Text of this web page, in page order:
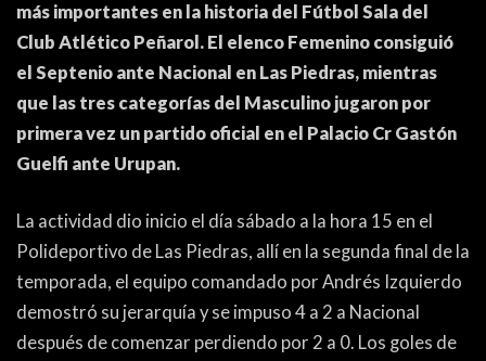
más importantes en la historia del Fútbol Sala del
Club Atlético Peñarol. El elenco Femenino consiguió
el Septenio ante Nacional en Las Piedras, mientras
que las tres categorías del Masculino jugaron por
primera vez un partido oficial en el Palacio Cr Gastón
Guelfi ante Urupan.
La actividad dio inicio el día sábado a la hora 15 en el
Polideportivo de Las Piedras, allí en la segunda final de la
temporada, el equipo comandado por Andrés Izquierdo
demostró su jerarquía y se impuso 4 a 2 a Nacional
después de comenzar perdiendo por 2 a 0. Los goles de